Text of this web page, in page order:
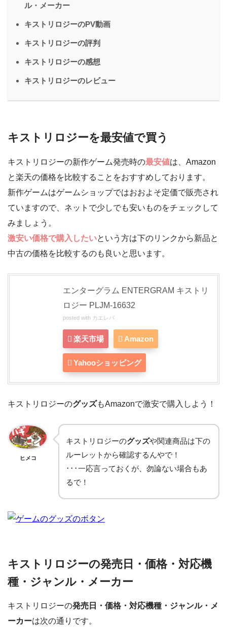
ル・メーカー
キストリロジーのPV動画
キストリロジーの評判
キストリロジーの感想
キストリロジーのレビュー
キストリロジーを最安値で買う
キストリロジーの新作ゲーム発売時の最安値は、Amazon
と楽天の価格を比較することをおすすめしております。
新作ゲームはゲームショップではおおよそ定価で販売され
ていますので、ネットで少しでも安いものをチェックして
みましょう。
激安い価格で購入したいという方は下のリンクから新品と
中古の価格を比較するのも良いと思います。
エンターグラム ENTERGRAM キストリ
ロジー PLJM-16632
posted with カエレバ
楽天市場 Amazon
Yahooショッピング
キストリロジーのグッズもAmazonで激安で購入しよう！
ヒメコ
キストリロジーのグッズや関連商品は下の
ルーレットから確認するんやで！
･･･一応言っておくが、勿論ない場合もあ
るで！
キストリロジーの発売日・価格・対応機
種・ジャンル・メーカー
キストリロジーの発売日・価格・対応機種・ジャンル・メ
ーカーは次の通りです。